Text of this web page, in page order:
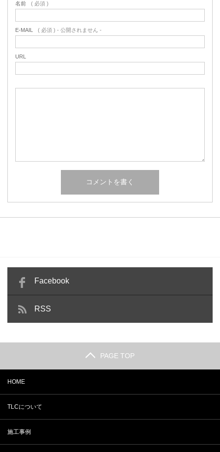
名前 ( 必須 )
E-MAIL ( 必須 ) - 公開されません -
URL
Facebook
RSS
PAGE TOP
HOME
TLCについて
施工事例